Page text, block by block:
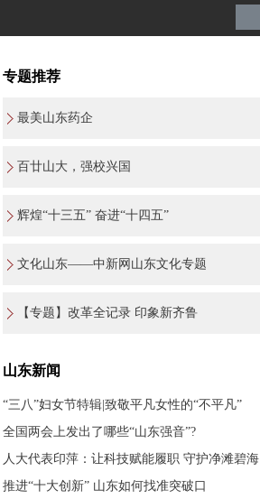
专题推荐
最美山东药企
百廿山大，强校兴国
辉煌“十三五” 奋进“十四五”
文化山东——中新网山东文化专题
【专题】改革全记录 印象新齐鲁
山东新闻
“三八”妇女节特辑|致敬平凡女性的“不平凡”
全国两会上发出了哪些“山东强音”?
人大代表印萍：让科技赋能履职 守护净滩碧海
推进“十大创新” 山东如何找准突破口